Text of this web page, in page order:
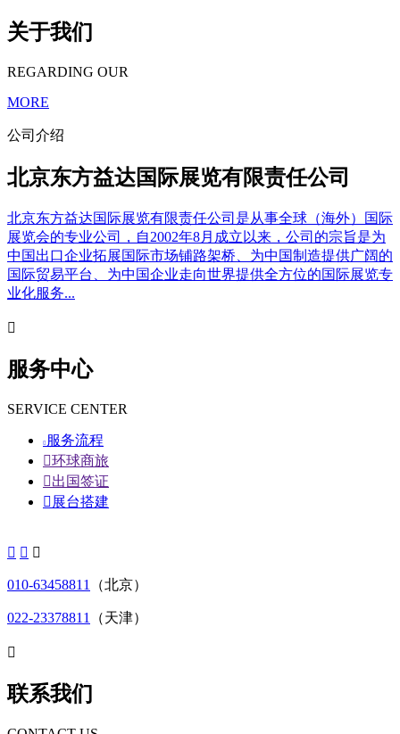
关于我们
REGARDING OUR
MORE
公司介绍
北京东方益达国际展览有限责任公司
北京东方益达国际展览有限责任公司是从事全球（海外）国际
展览会的专业公司，自2002年8月成立以来，公司的宗旨是为
中国出口企业拓展国际市场铺路架桥、为中国制造提供广阔的
国际贸易平台、为中国企业走向世界提供全方位的国际展览专
业化服务...

服务中心
SERVICE CENTER
 服务流程
环球商旅
出国签证
 展台搭建
  
010-63458811 （北京）
022-23378811 （天津）

联系我们